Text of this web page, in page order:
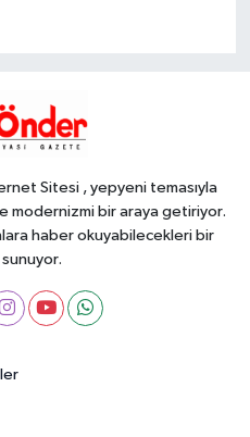
Sitesi , yepyeni temasıyla
modernizmi bir araya getiriyor.
haber okuyabilecekleri bir
sunuyor.